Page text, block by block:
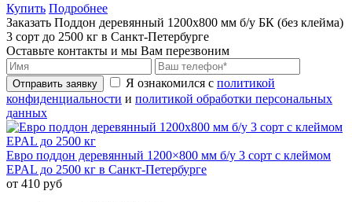
Купить Подробнее
Заказать Поддон деревянный 1200х800 мм б/у БК (без клейма)
3 сорт до 2500 кг в Санкт-Петербурге
Оставьте контакты и мы Вам перезвоним
Отправить заявку Я ознакомился с политикой
конфиденциальности и политикой обработки персональных
данных
Евро поддон деревянный 1200×800 мм б/у 3 сорт с клеймом
EPAL до 2500 кг в Санкт-Петербурге
от 410 руб